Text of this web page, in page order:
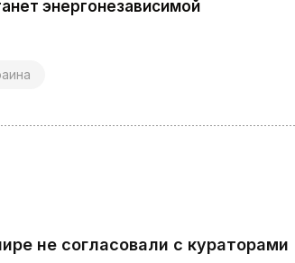
энергонезависимой
не согласовали с кураторами